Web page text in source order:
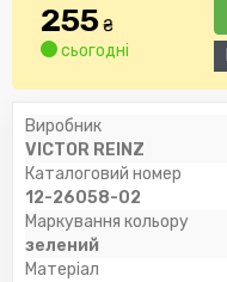
255₴
сьогодні
Виробник
VICTOR REINZ
Каталоговий номер
12-26058-02
Маркування кольору
зелений
Матеріал